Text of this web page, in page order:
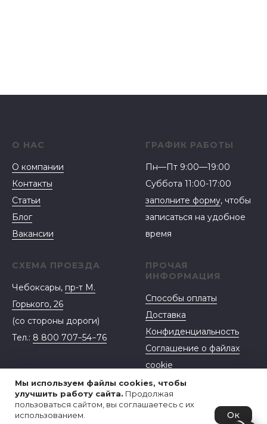
Мы используем файлы cookies, чтобы
улучшить работу сайта. Продолжая
пользоваться сайтом, вы соглашаетесь с их
использованием.
Ок
О НАС
О компании
Контакты
Статьи
Блог
Вакансии
ГРАФИК РАБОТЫ
Пн—Пт 9:00—19:00
Суббота 11:00-17:00
заполните форму, чтобы
записаться на удобное
время
СХЕМА ПРОЕЗДА
Чебоксары, пр-т М.
Горького, 26
(со стороны дороги)
Тел.: 8 800 707−54−76
ПРОЧАЯ
ИНФОРМАЦИЯ
Способы оплаты
Доставка
Конфиденциальность
Соглашение о файлах
cookie
Договор-оферта